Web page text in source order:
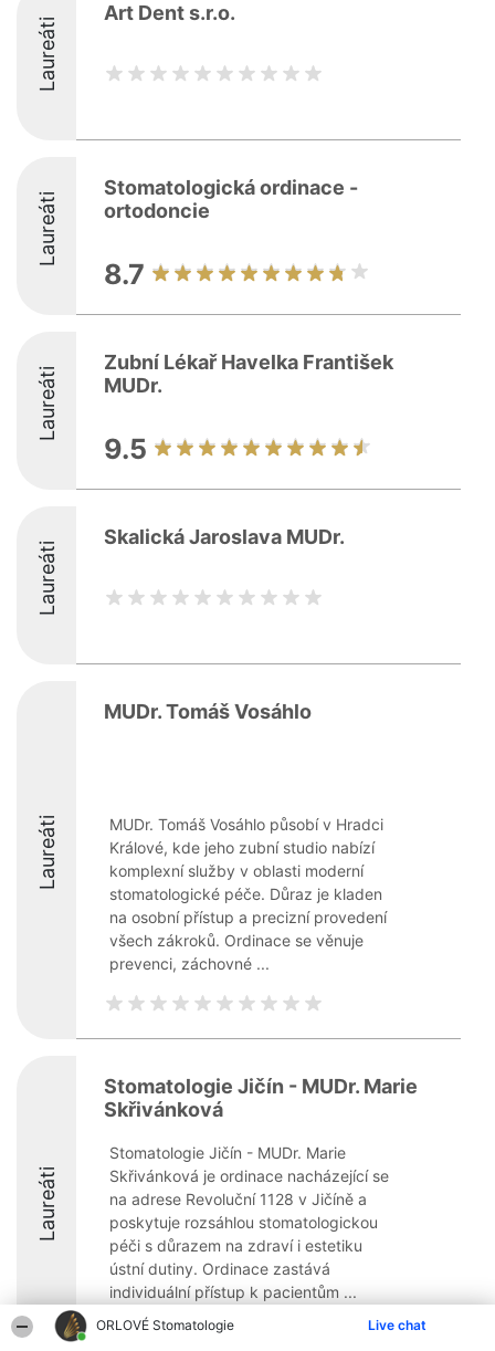
ORLOVÉ Stomatologie Live chat
Laureáti
Art Dent s.r.o.
Laureáti
Stomatologická ordinace -
ortodoncie
8.7
Laureáti
Zubní Lékař Havelka František
MUDr.
9.5
Laureáti
Skalická Jaroslava MUDr.
Laureáti
MUDr. Tomáš Vosáhlo
MUDr. Tomáš Vosáhlo působí v Hradci
Králové, kde jeho zubní studio nabízí
komplexní služby v oblasti moderní
stomatologické péče. Důraz je kladen
na osobní přístup a precizní provedení
všech zákroků. Ordinace se věnuje
prevenci, záchovné ...
Laureáti
Stomatologie Jičín - MUDr. Marie
Skřivánková
Stomatologie Jičín - MUDr. Marie
Skřivánková je ordinace nacházející se
na adrese Revoluční 1128 v Jičíně a
poskytuje rozsáhlou stomatologickou
péči s důrazem na zdraví i estetiku
ústní dutiny. Ordinace zastává
individuální přístup k pacientům ...
8.3